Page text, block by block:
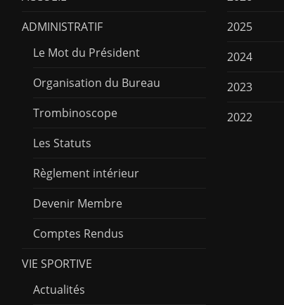
ADMINISTRATIF
Le Mot du Président
Organisation du Bureau
Trombinoscope
Les Statuts
Règlement intérieur
Devenir Membre
Comptes Rendus
VIE SPORTIVE
Actualités
2025
2024
2023
2022